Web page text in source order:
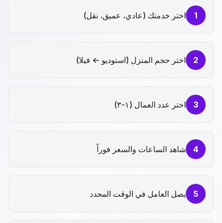
1 اختر خدمتك (عادي، عميق، نقل)
2 اختر حجم المنزل (استوديو ← فيلا)
3 اختر عدد العمال (١-٣)
4 شاهد الساعات والسعر فوراً
5 يصل العامل في الوقت المحدد